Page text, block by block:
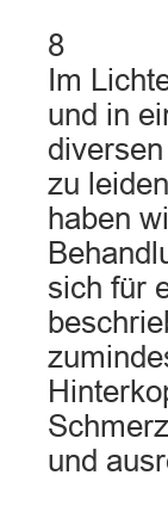
8
Im
und in
zu
haben
sich für
und